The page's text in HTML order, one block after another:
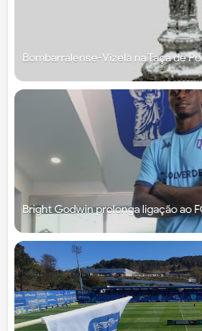
Bombarralense-Vizela na Taça de
Bright Godwin prolonga ligação ao